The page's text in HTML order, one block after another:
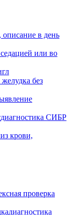
описание в день
или во
без
диагностика СИБР
крови,
проверка
диагностика